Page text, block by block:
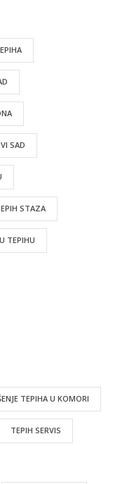
SAD
STAZA
TEPIHU
TEPIHA U KOMORI
TEPIH SERVIS